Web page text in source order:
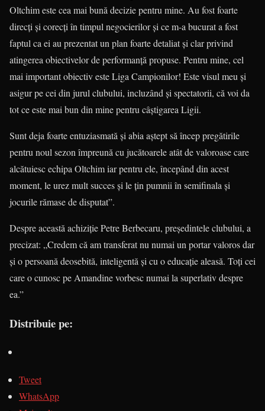
Oltchim este cea mai bună decizie pentru mine. Au fost foarte
direcți și corecți în timpul negocierilor și ce m-a bucurat a fost
faptul ca ei au prezentat un plan foarte detaliat și clar privind
atingerea obiectivelor de performanță propuse. Pentru mine, cel
mai important obiectiv este Liga Campionilor! Este visul meu și
asigur pe cei din jurul clubului, incluzând și spectatorii, că voi da
tot ce este mai bun din mine pentru câștigarea Ligii.
Sunt deja foarte entuziasmată și abia aștept să încep pregătirile
pentru noul sezon împreună cu jucătoarele atât de valoroase care
alcătuiesc echipa Oltchim iar pentru ele, începând din acest
moment, le urez mult succes și le țin pumnii în semifinala și
jocurile rămase de disputat”.
Despre această achiziție Petre Berbecaru, președintele clubului, a
precizat: „Credem că am transferat nu numai un portar valoros dar
și o persoană deosebită, inteligentă și cu o educație aleasă. Toți cei
care o cunosc pe Amandine vorbesc numai la superlativ despre
ea.”
Distribuie pe:
Tweet
WhatsApp